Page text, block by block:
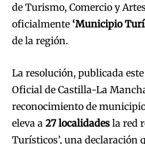
de Turismo, Comercio y
oficialmente ‘Municipio
de la región.
La resolución, publicada
Oficial de Castilla-La
reconocimiento de
eleva a 27 localidades la red
Turísticos’, una declaración